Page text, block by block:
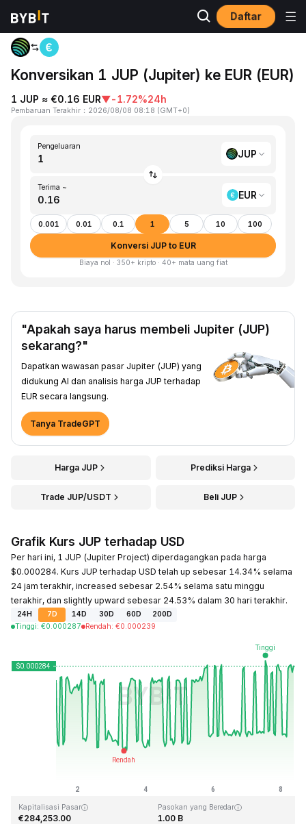
Daftar
Beranda
Konversikan 1 JUP (Jupiter) ke EUR (EUR)
1 JUP ≈ €0.16 EUR▼-1.72%24h
Pembaruan Terakhir ： 2026/08/08 08:18 (GMT+0)
Pengeluaran
JUP
Terima ~
EUR
0.001 0.01 0.1 1 5 10 100
Konversi JUP to EUR
Biaya nol · 350+ kripto · 40+ mata uang fiat
"Apakah saya harus membeli Jupiter (JUP)
sekarang?"
Dapatkan wawasan pasar Jupiter (JUP) yang
didukung AI dan analisis harga JUP terhadap
EUR secara langsung.
Tanya TradeGPT
Harga JUP Prediksi Harga
Trade JUP/USDT Beli JUP
Grafik Kurs JUP terhadap USD
Per hari ini, 1 JUP (Jupiter Project) diperdagangkan pada harga
$0.000284. Kurs JUP terhadap USD telah up sebesar 14.34% selama
24 jam terakhir, increased sebesar 2.54% selama satu minggu
terakhir, dan slightly upward sebesar 24.53% dalam 30 hari terakhir.
24H 7D 14D 30D 60D
200D
Tinggi: €0.000287 Rendah: €0.000239
Terakhir Diperbarui: 2026-08-08, 08:18 GMT+0
Kapitalisasi Pasar
€284,253.00
Pasokan yang Beredar
1.00 B